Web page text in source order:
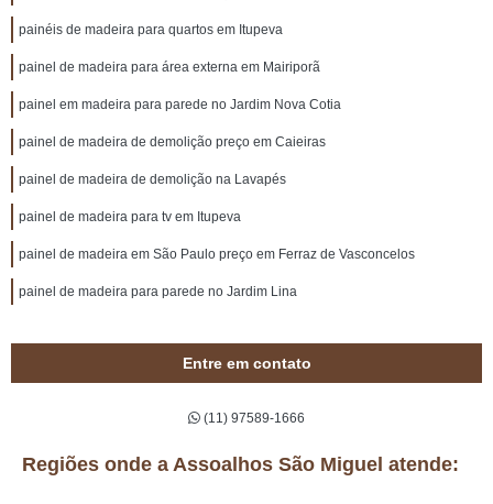
painéis de madeira para quartos em Itupeva
painel de madeira para área externa em Mairiporã
painel em madeira para parede no Jardim Nova Cotia
painel de madeira de demolição preço em Caieiras
painel de madeira de demolição na Lavapés
painel de madeira para tv em Itupeva
painel de madeira em São Paulo preço em Ferraz de Vasconcelos
painel de madeira para parede no Jardim Lina
Entre em contato
(11) 97589-1666
Regiões onde a Assoalhos São Miguel atende: